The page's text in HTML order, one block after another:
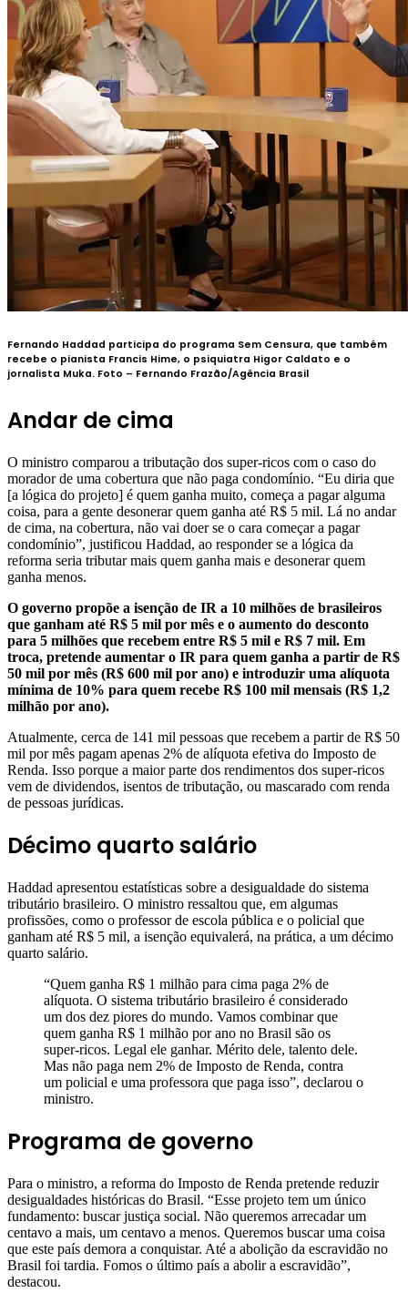
Fernando Haddad participa do programa Sem Censura, que também
recebe o pianista Francis Hime, o psiquiatra Higor Caldato e o
jornalista Muka. Foto – Fernando Frazão/Agência Brasil
Andar de cima
O ministro comparou a tributação dos super-ricos com o caso do
morador de uma cobertura que não paga condomínio. “Eu diria que
[a lógica do projeto] é quem ganha muito, começa a pagar alguma
coisa, para a gente desonerar quem ganha até R$ 5 mil. Lá no andar
de cima, na cobertura, não vai doer se o cara começar a pagar
condomínio”, justificou Haddad, ao responder se a lógica da
reforma seria tributar mais quem ganha mais e desonerar quem
ganha menos.
O governo propõe a isenção de IR a 10 milhões de brasileiros
que ganham até R$ 5 mil por mês e o aumento do desconto
para 5 milhões que recebem entre R$ 5 mil e R$ 7 mil. Em
troca, pretende aumentar o IR para quem ganha a partir de R$
50 mil por mês (R$ 600 mil por ano) e introduzir uma alíquota
mínima de 10% para quem recebe R$ 100 mil mensais (R$ 1,2
milhão por ano).
Atualmente, cerca de 141 mil pessoas que recebem a partir de R$ 50
mil por mês pagam apenas 2% de alíquota efetiva do Imposto de
Renda. Isso porque a maior parte dos rendimentos dos super-ricos
vem de dividendos, isentos de tributação, ou mascarado com renda
de pessoas jurídicas.
Décimo quarto salário
Haddad apresentou estatísticas sobre a desigualdade do sistema
tributário brasileiro. O ministro ressaltou que, em algumas
profissões, como o professor de escola pública e o policial que
ganham até R$ 5 mil, a isenção equivalerá, na prática, a um décimo
quarto salário.
“Quem ganha R$ 1 milhão para cima paga 2% de
alíquota. O sistema tributário brasileiro é considerado
um dos dez piores do mundo. Vamos combinar que
quem ganha R$ 1 milhão por ano no Brasil são os
super-ricos. Legal ele ganhar. Mérito dele, talento dele.
Mas não paga nem 2% de Imposto de Renda, contra
um policial e uma professora que paga isso”, declarou o
ministro.
Programa de governo
Para o ministro, a reforma do Imposto de Renda pretende reduzir
desigualdades históricas do Brasil. “Esse projeto tem um único
fundamento: buscar justiça social. Não queremos arrecadar um
centavo a mais, um centavo a menos. Queremos buscar uma coisa
que este país demora a conquistar. Até a abolição da escravidão no
Brasil foi tardia. Fomos o último país a abolir a escravidão”,
destacou.